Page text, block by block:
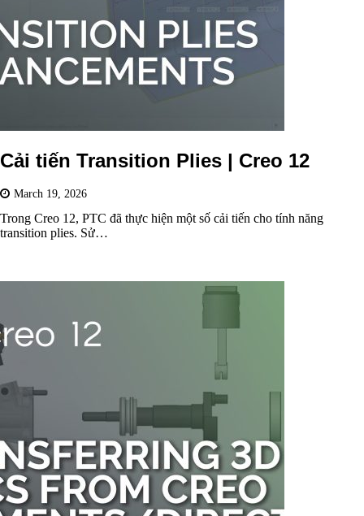
Cải tiến Transition Plies | Creo 12
March 19, 2026
Trong Creo 12, PTC đã thực hiện một số cải tiến cho tính năng
transition plies. Sử…